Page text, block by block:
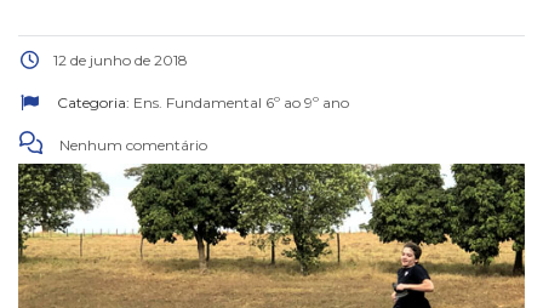
12 de junho de 2018
Categoria: Ens. Fundamental 6º ao 9º ano
Nenhum comentário